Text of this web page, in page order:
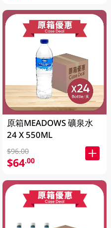
原箱MEADOWS 礦泉水
24 X 550ML
$96.00
$64.00